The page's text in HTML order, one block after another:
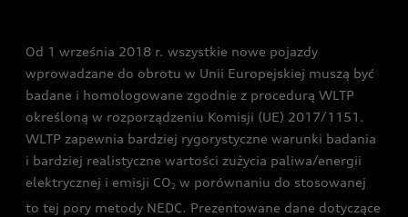
Audi exclusive
Od 1 września 2018 r. wszystkie nowe pojazdy
wprowadzane do obrotu w Unii Europejskiej muszą być
badane i homologowane zgodnie z procedurą WLTP
określoną w rozporządzeniu Komisji (UE) 2017/1151.
WLTP zapewnia bardziej rygorystyczne warunki badania
i bardziej realistyczne wartości zużycia paliwa/energii
elektrycznej i emisji CO2 w porównaniu do stosowanej
to tej pory metody NEDC. Prezentowane dane dotyczące